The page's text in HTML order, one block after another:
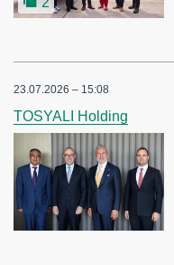
23.07.2026 – 15:08
TOSYALI Holding